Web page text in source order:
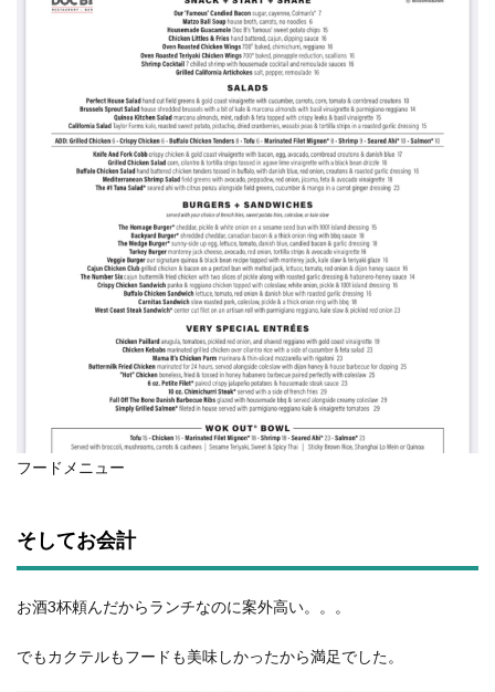
フードメニュー
そしてお会計
お酒3杯頼んだからランチなのに案外高い。。。
でもカクテルもフードも美味しかったから満足でした。